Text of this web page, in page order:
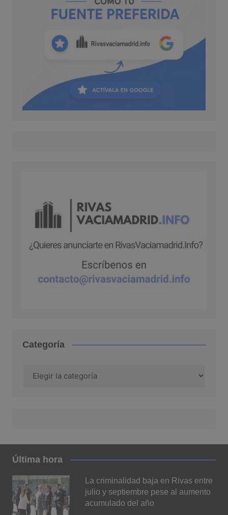
Categoría
Última hora
La criminalidad baja en Rivas entre
julio y septiembre pese al aumento
acumulado del año